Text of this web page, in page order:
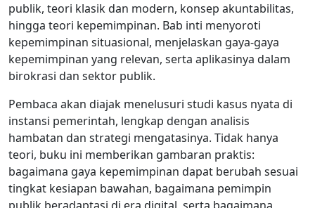
publik, teori klasik dan modern, konsep akuntabilitas,
hingga teori kepemimpinan. Bab inti menyoroti
kepemimpinan situasional, menjelaskan gaya-gaya
kepemimpinan yang relevan, serta aplikasinya dalam
birokrasi dan sektor publik.
Pembaca akan diajak menelusuri studi kasus nyata di
instansi pemerintah, lengkap dengan analisis
hambatan dan strategi mengatasinya. Tidak hanya
teori, buku ini memberikan gambaran praktis:
bagaimana gaya kepemimpinan dapat berubah sesuai
tingkat kesiapan bawahan, bagaimana pemimpin